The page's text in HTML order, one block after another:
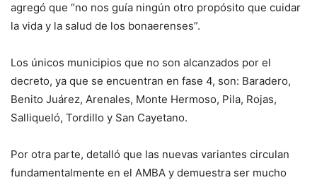
agregó que “no nos guía ningún otro propósito que cuidar
la vida y la salud de los bonaerenses”.
Los únicos municipios que no son alcanzados por el
decreto, ya que se encuentran en fase 4, son: Baradero,
Benito Juárez, Arenales, Monte Hermoso, Pila, Rojas,
Salliqueló, Tordillo y San Cayetano.
Por otra parte, detalló que las nuevas variantes circulan
fundamentalmente en el AMBA y demuestra ser mucho